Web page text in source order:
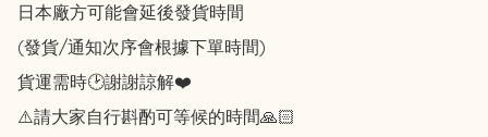
日本廠方可能會延後發貨時間
(發貨/通知次序會根據下單時間)
貨運需時🕑謝謝諒解❤️
⚠️請大家自行斟酌可等候的時間🙏🏻